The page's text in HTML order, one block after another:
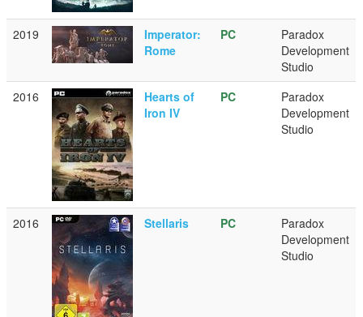
2019
Imperator:
Rome
PC
Paradox
Development
Studio
2016
Hearts of
Iron IV
PC
Paradox
Development
Studio
2016 Stellaris PC
Paradox
Development
Studio